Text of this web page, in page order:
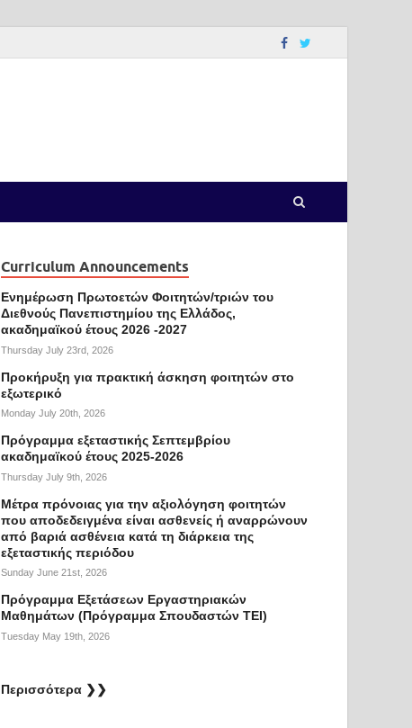
Curriculum Announcements
Ενημέρωση Πρωτοετών Φοιτητών/τριών του
Διεθνούς Πανεπιστημίου της Ελλάδος,
ακαδημαϊκού έτους 2026 -2027
Thursday July 23rd, 2026
Προκήρυξη για πρακτική άσκηση φοιτητών στο
εξωτερικό
Monday July 20th, 2026
Πρόγραμμα εξεταστικής Σεπτεμβρίου
ακαδημαϊκού έτους 2025-2026
Thursday July 9th, 2026
Mέτρα πρόνοιας για την αξιολόγηση φοιτητών
που αποδεδειγμένα είναι ασθενείς ή αναρρώνουν
από βαριά ασθένεια κατά τη διάρκεια της
εξεταστικής περιόδου
Sunday June 21st, 2026
Πρόγραμμα Εξετάσεων Εργαστηριακών
Μαθημάτων (Πρόγραμμα Σπουδαστών ΤΕΙ)
Tuesday May 19th, 2026
Περισσότερα ❯❯